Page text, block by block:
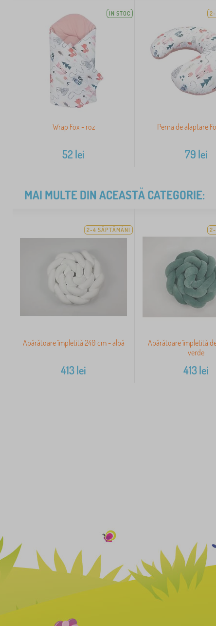
IN STOC
Wrap Fox - roz
52 lei
2-
Perna de alaptare
79 lei
MAI MULTE DIN ACEASTĂ CATEGORIE:
2-4 SĂPTĂMÂNI
Apărătoare împletită 240 cm - albă
413lei
2-
Apărătoare împletită
verde
413lei